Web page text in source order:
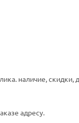
наличие, скидки,
адресу.